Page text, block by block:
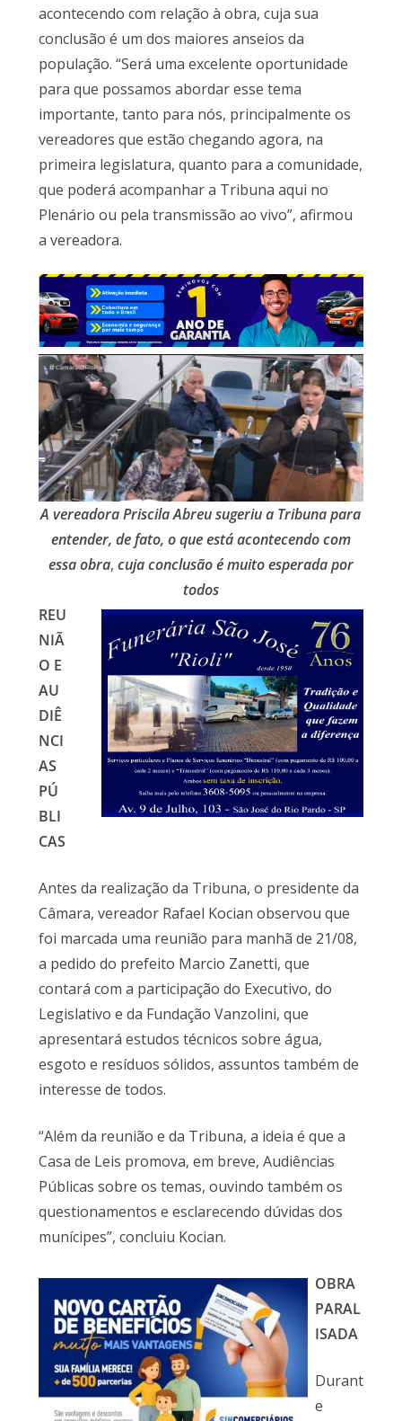
acontecendo com relação à obra, cuja sua
conclusão é um dos maiores anseios da
população. “Será uma excelente oportunidade
para que possamos abordar esse tema
importante, tanto para nós, principalmente os
vereadores que estão chegando agora, na
primeira legislatura, quanto para a comunidade,
que poderá acompanhar a Tribuna aqui no
Plenário ou pela transmissão ao vivo”, afirmou
a vereadora.
A vereadora Priscila Abreu sugeriu a Tribuna para
entender, de fato, o que está acontecendo com
essa obra, cuja conclusão é muito esperada por
todos
REU
NIÃ
O E
AU
DIÊ
NCI
AS
PÚ
BLI
CAS
Antes da realização da Tribuna, o presidente da
Câmara, vereador Rafael Kocian observou que
foi marcada uma reunião para manhã de 21/08,
a pedido do prefeito Marcio Zanetti, que
contará com a participação do Executivo, do
Legislativo e da Fundação Vanzolini, que
apresentará estudos técnicos sobre água,
esgoto e resíduos sólidos, assuntos também de
interesse de todos.
“Além da reunião e da Tribuna, a ideia é que a
Casa de Leis promova, em breve, Audiências
Públicas sobre os temas, ouvindo também os
questionamentos e esclarecendo dúvidas dos
munícipes”, concluiu Kocian.
OBRA
PARAL
ISADA
Durant
e